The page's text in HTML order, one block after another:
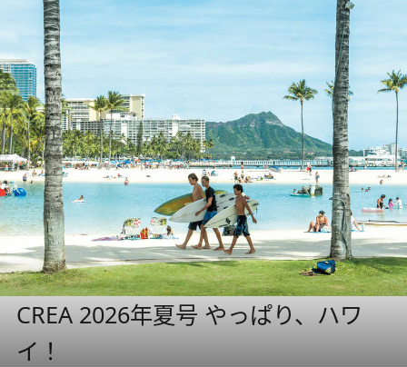
CREA 2026年夏号 やっぱり、ハワ
イ！